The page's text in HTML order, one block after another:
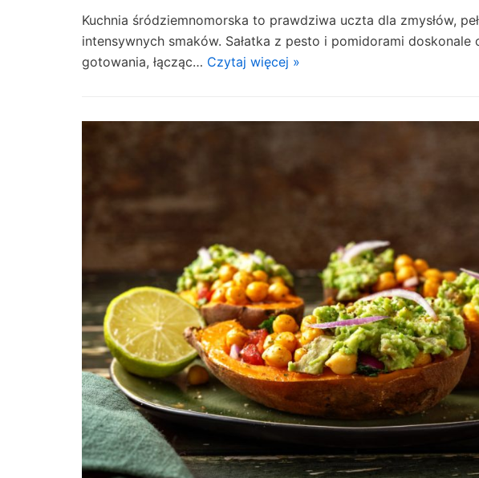
Kuchnia śródziemnomorska to prawdziwa uczta dla zmysłów,
intensywnych smaków. Sałatka z pesto i pomidorami
gotowania, łącząc… Czytaj więcej »